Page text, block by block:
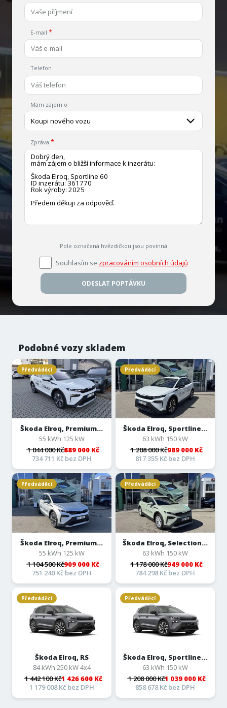
E-mail
Telefon
Mám zájem o
Koupi nového vozu
Zpráva
Pole označená hvězdičkou jsou povinná
Souhlasím se zpracováním osobních údajů
ODESLAT POPTÁVKU
Podobné vozy skladem
Předváděcí
Škoda Elroq, Premium...
55 kWh 125 kW
1 044 000 Kč889 000 Kč
734 711 Kč bez DPH
Předváděcí
Škoda Elroq, Sportline...
63 kWh 150 kW
1 208 000 Kč989 000 Kč
817 355 Kč bez DPH
Předváděcí
Škoda Elroq, Premium...
55 kWh 125 kW
1 104 500 Kč909 000 Kč
751 240 Kč bez DPH
Předváděcí
Škoda Elroq, Selection...
63 kWh 150 kW
1 178 000 Kč949 000 Kč
784 298 Kč bez DPH
Předváděcí
Škoda Elroq, RS
84 kWh 250 kW 4x4
1 442 100 Kč1 426 600 Kč
1 179 008 Kč bez DPH
Předváděcí
Škoda Elroq, Sportline...
63 kWh 150 kW
1 208 000 Kč1 039 000 Kč
858 678 Kč bez DPH